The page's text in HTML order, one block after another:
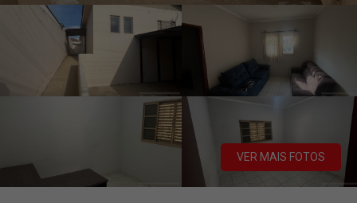
VER MAIS FOTOS